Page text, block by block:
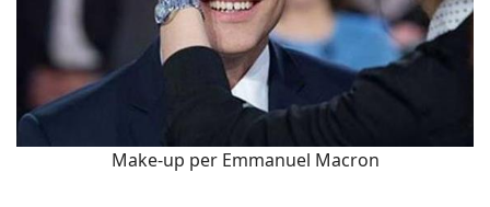
Make-up per Emmanuel Macron